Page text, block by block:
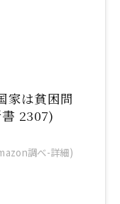
家は貧困問
2307)
調べ-詳細)